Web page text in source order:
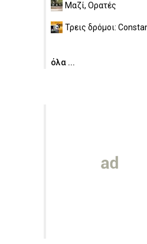
Μαζί, Ορατές
Τρεις δρόμοι:
όλα ...